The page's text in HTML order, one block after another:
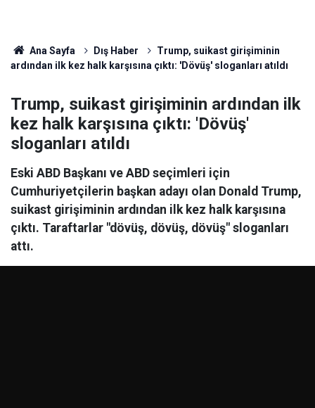
Ana Sayfa Dış Haber
Trump, suikast girişiminin
ardından ilk kez halk karşısına çıktı: 'Dövüş' sloganları atıldı
Trump, suikast girişiminin ardından ilk
kez halk karşısına çıktı: 'Dövüş'
sloganları atıldı
Eski ABD Başkanı ve ABD seçimleri için
Cumhuriyetçilerin başkan adayı olan Donald Trump,
suikast girişiminin ardından ilk kez halk karşısına
çıktı. Taraftarlar "dövüş, dövüş, dövüş" sloganları
attı.